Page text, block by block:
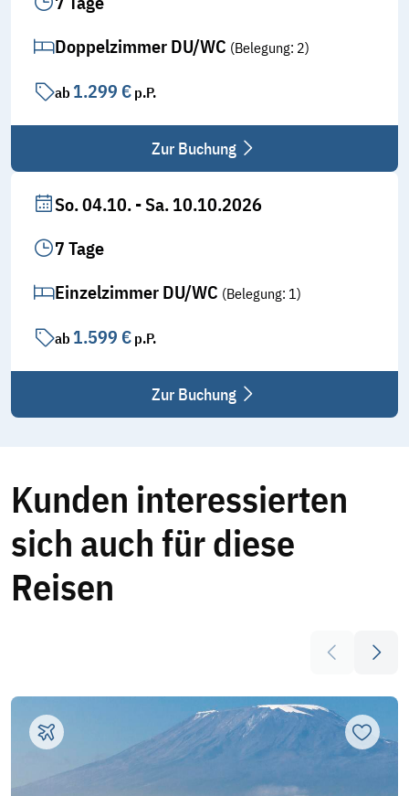
Doppelzimmer DU/WC (Belegung: 2)
ab 1.299 € p.P.
Zur Buchung
So. 04.10. - Sa. 10.10.2026
7 Tage
Einzelzimmer DU/WC (Belegung: 1)
ab 1.599 € p.P.
Zur Buchung
Kunden interessierten
sich auch für diese
Reisen
Vorheriges
Zur